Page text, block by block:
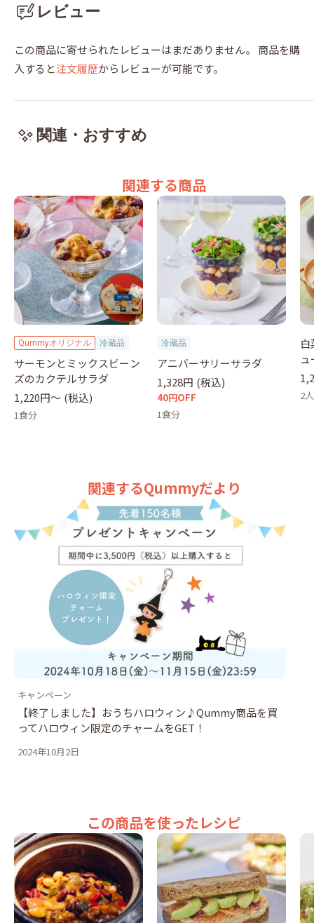
レビュー
この商品に寄せられたレビューはまだありません。
商品を購
入すると注文履歴からレビューが可能です。
関連・おすすめ
関連する商品
Qummyオリジナル 冷蔵品
サーモンとミックスビーン
ズのカクテルサラダ
1,220円〜 (税込)
1食分
冷蔵品
アニバーサリーサラダ
1,328円 (税込)
40円OFF
1食分
ュ
2
関連するQummyだより
キャンペーン
【終了しました】おうちハロウィン♪Qummy商品を買
ってハロウィン限定のチャームをGET！
2024年10月2日
この商品を使ったレシピ